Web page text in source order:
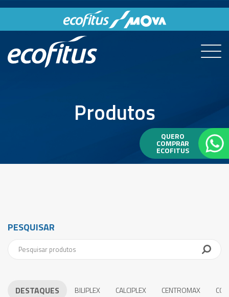
Produtos
DESTAQUES BILIPLEX CALCIPLEX CENTROMAX
PESQUISAR
QUERO
COMPRAR
ECOFITUS